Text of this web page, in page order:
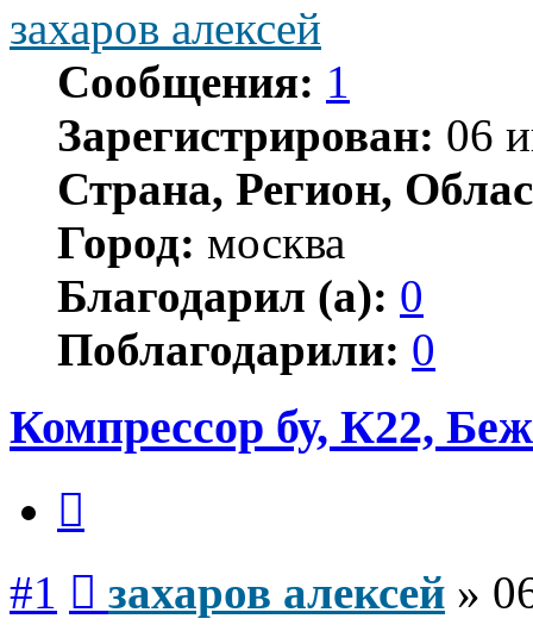
захаров алексей
Сообщения: 1
Зарегистрирован: 06
Страна, Регион,
Город: москва
Благодарил (а): 0
Поблагодарили: 0
Компрессор бу, К22,
#1 захаров алексей »